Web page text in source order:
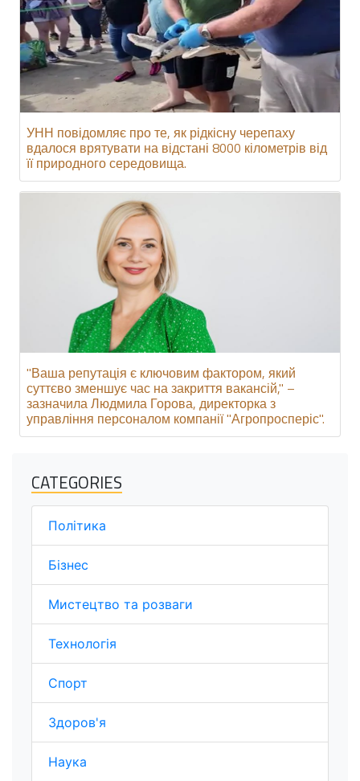
УНН повідомляє про те, як рідкісну черепаху
вдалося врятувати на відстані 8000 кілометрів від
її природного середовища.
"Ваша репутація є ключовим фактором, який
суттєво зменшує час на закриття вакансій," –
зазначила Людмила Горова, директорка з
управління персоналом компанії "Агропросперіс".
CATEGORIES
Політика
Бізнес
Мистецтво та розваги
Технологія
Спорт
Здоров'я
Наука